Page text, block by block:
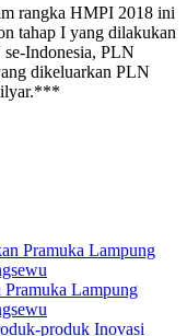
rangka HMPI 2018 ini
tahap I yang dilakukan
Indonesia, PLN
dikeluarkan PLN
Lampung